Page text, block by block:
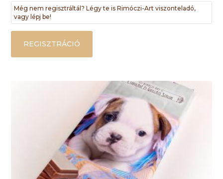
Még nem regisztráltál? Légy te is Rimóczi-Art viszonteladó,
vagy lépj be!
REGISZTRÁCIÓ